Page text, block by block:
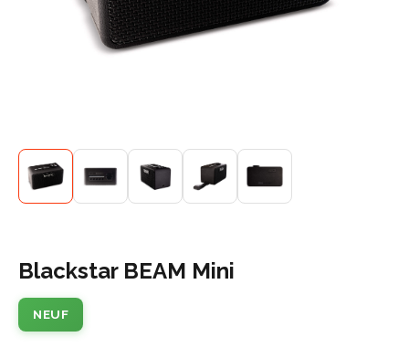
Blackstar BEAM Mini
NEUF